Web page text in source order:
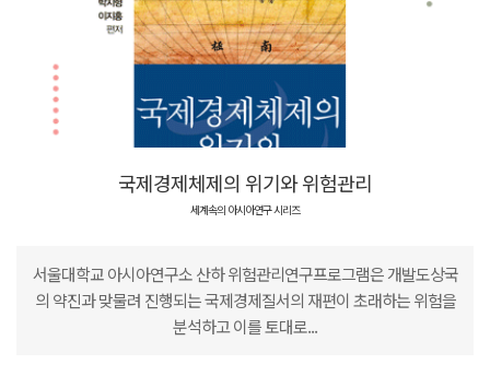
국제경제체제의 위기와 위험관리
세계속의 아시아연구 시리즈
서울대학교 아시아연구소 산하 위험관리연구프로그램은 개발도상국
의 약진과 맞물려 진행되는 국제경제질서의 재편이 초래하는 위험을
분석하고 이를 토대로...